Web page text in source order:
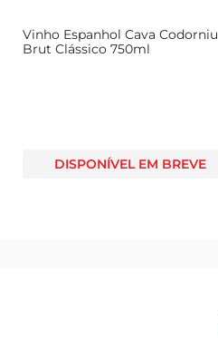
Vinho Espanhol Cava Codorniu
Brut Clássico 750ml
DISPONÍVEL EM BREVE